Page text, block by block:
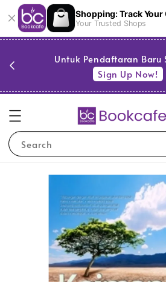
Shopping: Track Your
Your Trusted Shops
Untuk Pendaftaran Baru
Sign Up Now!
Search